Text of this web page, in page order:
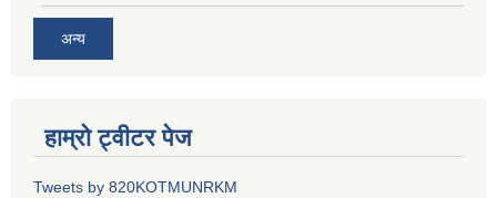
अन्य
हाम्रो ट्वीटर पेज
Tweets by 820KOTMUNRKM